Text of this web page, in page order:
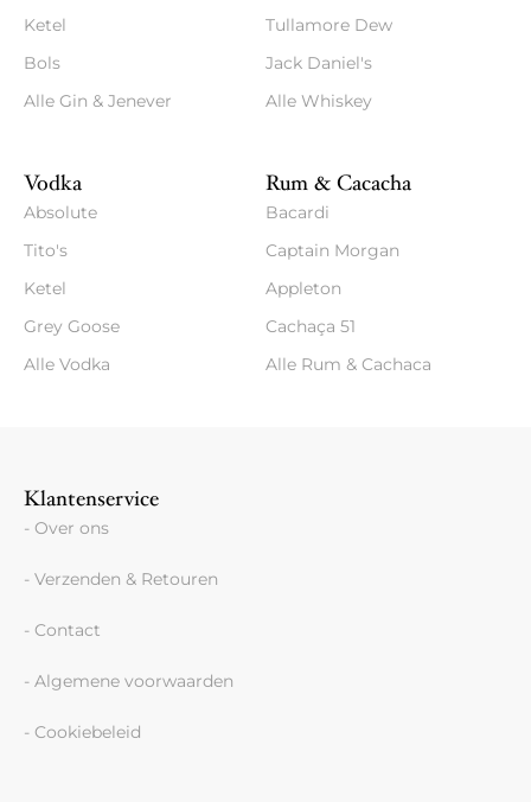
Ketel
Bols
Alle Gin & Jenever
Tullamore Dew
Jack Daniel's
Alle Whiskey
Vodka
Absolute
Tito's
Ketel
Grey Goose
Alle Vodka
Rum & Cacacha
Bacardi
Captain Morgan
Appleton
Cachaça 51
Alle Rum & Cachaca
Klantenservice
- Over ons
- Verzenden & Retouren
- Contact
- Algemene voorwaarden
- Cookiebeleid